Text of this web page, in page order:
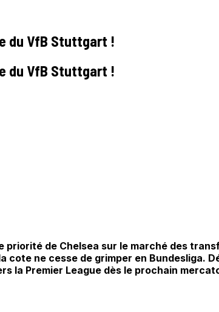
du VfB Stuttgart !
du VfB Stuttgart !
de Chelsea sur le marché des
ne cesse de grimper en Bundesliga.
la Premier League dès le prochain